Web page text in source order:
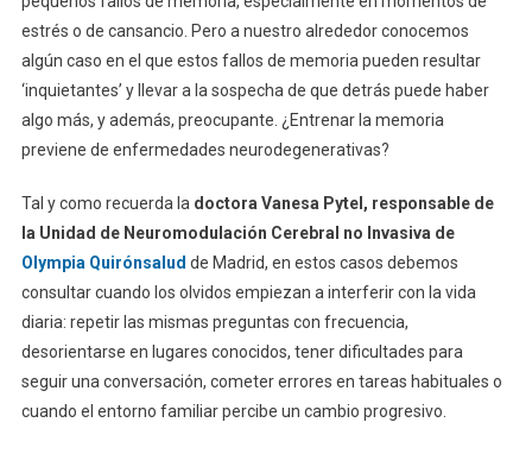
estrés o de cansancio. Pero a nuestro alrededor conocemos
algún caso en el que estos fallos de memoria pueden resultar
‘inquietantes’ y llevar a la sospecha de que detrás puede haber
algo más, y además, preocupante. ¿Entrenar la memoria
previene de enfermedades neurodegenerativas?
Tal y como recuerda la doctora Vanesa Pytel, responsable de
la Unidad de Neuromodulación Cerebral no Invasiva de
Olympia Quirónsalud de Madrid, en estos casos debemos
consultar cuando los olvidos empiezan a interferir con la vida
diaria: repetir las mismas preguntas con frecuencia,
desorientarse en lugares conocidos, tener dificultades para
seguir una conversación, cometer errores en tareas habituales o
cuando el entorno familiar percibe un cambio progresivo.